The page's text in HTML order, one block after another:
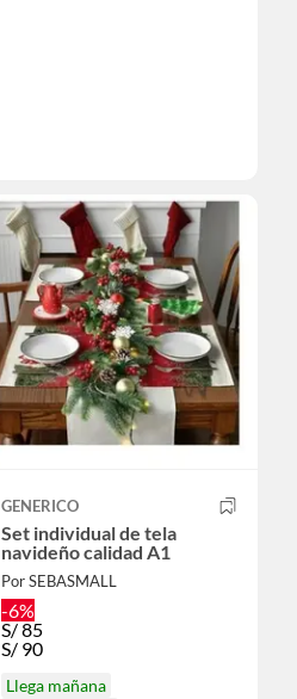
GENERICO
Set individual de tela
navideño calidad A1
Por SEBASMALL
-6%
S/85
S/ 90
Llega mañana